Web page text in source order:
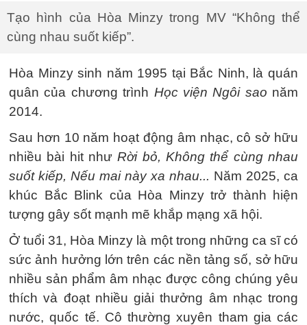
Tạo hình của Hòa Minzy trong MV “Không thể
cùng nhau suốt kiếp”.
Hòa Minzy sinh năm 1995 tại Bắc Ninh, là quán
quân của chương trình Học viện Ngôi sao năm
2014.
Sau hơn 10 năm hoạt động âm nhạc, cô sở hữu
nhiều bài hit nhưRời bỏ, Không thể cùng nhau
suốt kiếp, Nếu mai này xa nhau... Năm 2025, ca
khúc Bắc Blink của Hòa Minzy trở thành hiện
tượng gây sốt mạnh mẽ khắp mạng xã hội.
Ở tuổi 31, Hòa Minzy là một trong những ca sĩ có
sức ảnh hưởng lớn trên các nền tảng số, sở hữu
nhiều sản phẩm âm nhạc được công chúng yêu
thích và đoạt nhiều giải thưởng âm nhạc trong
nước, quốc tế. Cô thường xuyên tham gia các